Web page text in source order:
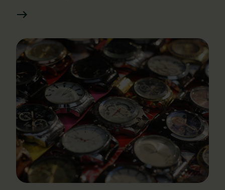
Les mer om Nordmann kjøpte falske klokker på nett –